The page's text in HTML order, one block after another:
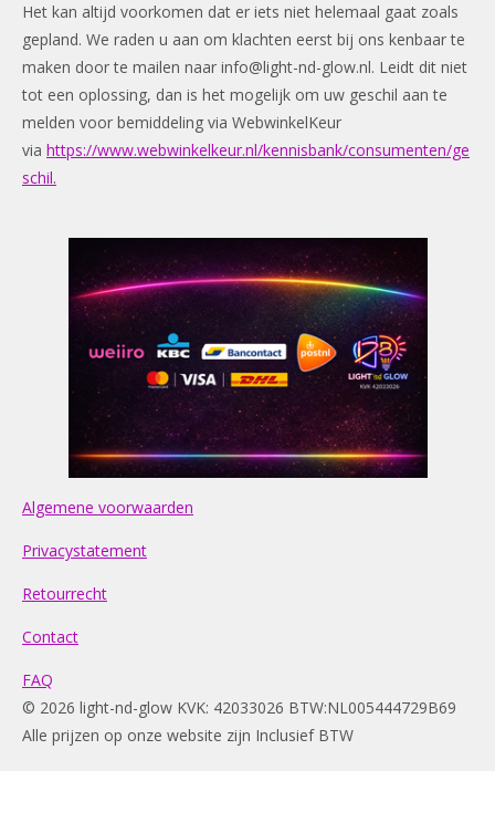
Het kan altijd voorkomen dat er iets niet helemaal gaat zoals
gepland. We raden u aan om klachten eerst bij ons kenbaar te
maken door te mailen naar info@light-nd-glow.nl. Leidt dit niet
tot een oplossing, dan is het mogelijk om uw geschil aan te
melden voor bemiddeling via WebwinkelKeur
via https://www.webwinkelkeur.nl/kennisbank/consumenten/ge
schil.
Algemene voorwaarden
Privacystatement
Retourrecht
Contact
FAQ
© 2026 light-nd-glow KVK: 42033026 BTW:NL005444729B69
Alle prijzen op onze website zijn Inclusief BTW